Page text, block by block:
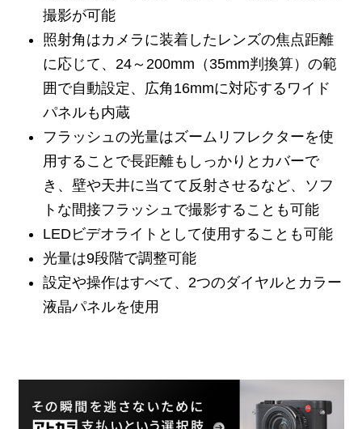
撮影が可能
照射角はカメラに装着したレンズの焦点距離
に応じて、24～200mm（35mm判換算）の範
囲で自動設定、広角16mmに対応するワイド
パネルも内蔵
フラッシュの光量はズームリフレクターを使
用することで長距離もしっかりとカバーで
き、壁や天井に当てて反射させるなど、ソフ
トな間接フラッシュで撮影することも可能
LEDビデオライトとして使用することも可能
光量は9段階で調整可能
設定や操作はすべて、2つのダイヤルとカラー
液晶パネルを使用